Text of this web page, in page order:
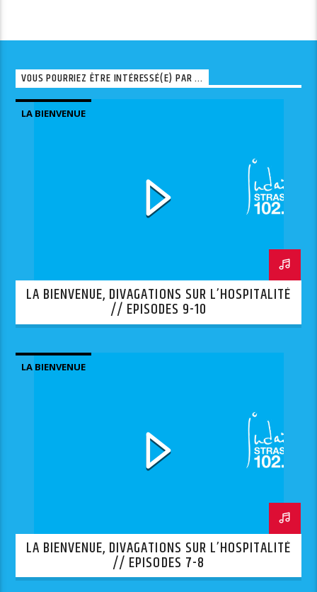
VOUS POURRIEZ ÊTRE INTÉRESSÉ(E) PAR ...
LA BIENVENUE
LA BIENVENUE, DIVAGATIONS SUR L’HOSPITALITÉ
// EPISODES 9-10
LA BIENVENUE
LA BIENVENUE, DIVAGATIONS SUR L’HOSPITALITÉ
// EPISODES 7-8